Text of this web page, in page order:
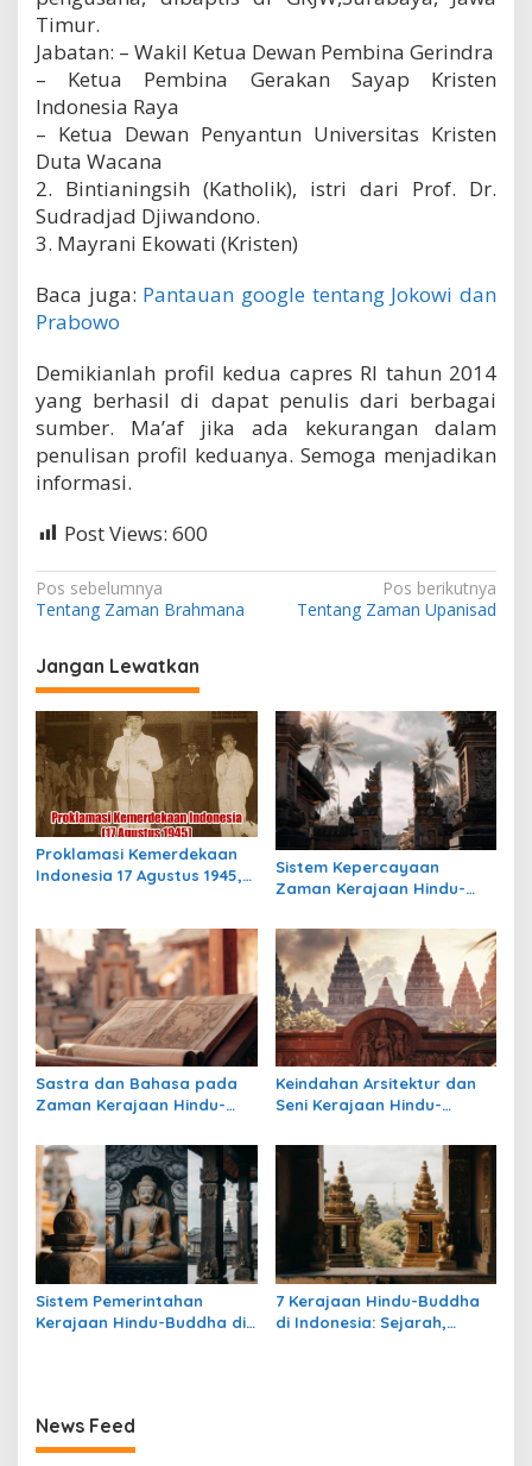
Timur.
Jabatan: – Wakil Ketua Dewan Pembina Gerindra
– Ketua Pembina Gerakan Sayap Kristen
Indonesia Raya
– Ketua Dewan Penyantun Universitas Kristen
Duta Wacana
2. Bintianingsih (Katholik), istri dari Prof. Dr.
Sudradjad Djiwandono.
3. Mayrani Ekowati (Kristen)
Baca juga: Pantauan google tentang Jokowi dan
Prabowo
Demikianlah profil kedua capres RI tahun 2014
yang berhasil di dapat penulis dari berbagai
sumber. Ma’af jika ada kekurangan dalam
penulisan profil keduanya. Semoga menjadikan
informasi.
Post Views: 600
N
a
v
i
g
a
s
i
p
o
s
Pos sebelumnya
Tentang Zaman Brahmana
Pos berikutnya
Tentang Zaman Upanisad
Jangan Lewatkan
Proklamasi Kemerdekaan
Indonesia 17 Agustus 1945,
Sistem Kepercayaan
Zaman Kerajaan Hindu-
Warisan Spiritual yang
Masih Bertahan
Sastra dan Bahasa pada
Zaman Kerajaan Hindu-
Keindahan Arsitektur dan
Seni Kerajaan Hindu-
Warisan Megah yang Abadi
Sistem Pemerintahan
Kerajaan Hindu-Buddha di
7 Kerajaan Hindu-Buddha
di Indonesia: Sejarah,
News Feed